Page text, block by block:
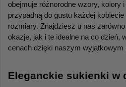
obejmuje różnorodne wzory, kolory
przypadną do gustu każdej
rozmiary. Znajdziesz u nas
okazje, jak i te idealne na co dzień,
cenach dzięki naszym wyjątkowym
Eleganckie sukienki w